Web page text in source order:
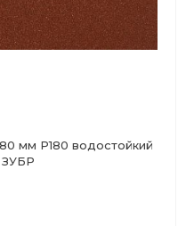
мм Р180 водостойкий
ЗУБР